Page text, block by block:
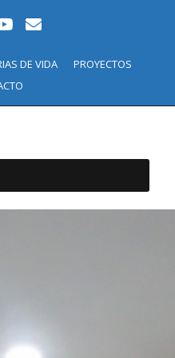
DE VIDA
PROYECTOS